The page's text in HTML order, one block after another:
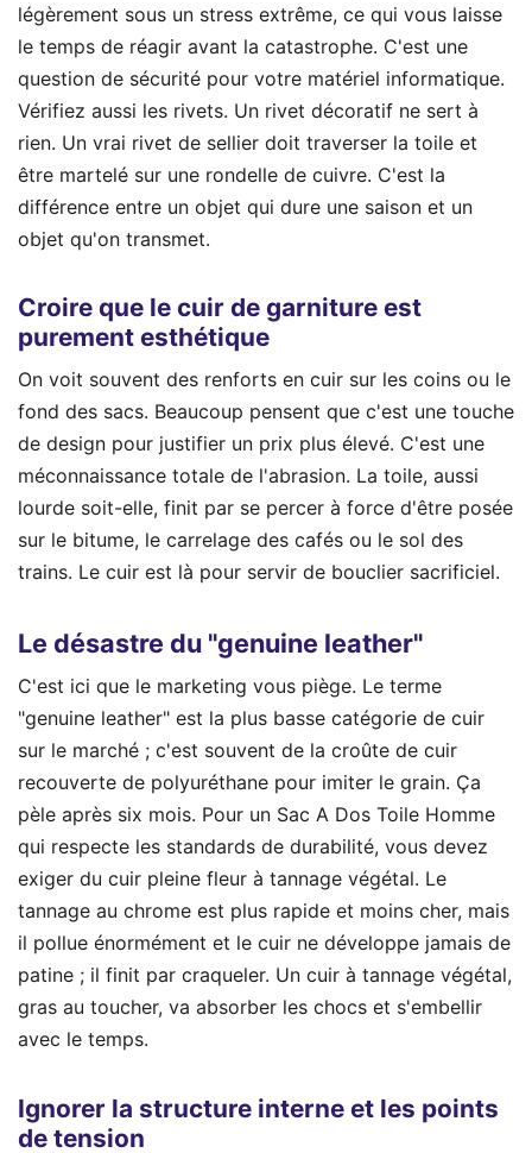
légèrement sous un stress extrême, ce qui vous laisse
le temps de réagir avant la catastrophe. C'est une
question de sécurité pour votre matériel informatique.
Vérifiez aussi les rivets. Un rivet décoratif ne sert à
rien. Un vrai rivet de sellier doit traverser la toile et
être martelé sur une rondelle de cuivre. C'est la
différence entre un objet qui dure une saison et un
objet qu'on transmet.
Croire que le cuir de garniture est
purement esthétique
On voit souvent des renforts en cuir sur les coins ou le
fond des sacs. Beaucoup pensent que c'est une touche
de design pour justifier un prix plus élevé. C'est une
méconnaissance totale de l'abrasion. La toile, aussi
lourde soit-elle, finit par se percer à force d'être posée
sur le bitume, le carrelage des cafés ou le sol des
trains. Le cuir est là pour servir de bouclier sacrificiel.
Le désastre du "genuine leather"
C'est ici que le marketing vous piège. Le terme
"genuine leather" est la plus basse catégorie de cuir
sur le marché ; c'est souvent de la croûte de cuir
recouverte de polyuréthane pour imiter le grain. Ça
pèle après six mois. Pour un Sac A Dos Toile Homme
qui respecte les standards de durabilité, vous devez
exiger du cuir pleine fleur à tannage végétal. Le
tannage au chrome est plus rapide et moins cher, mais
il pollue énormément et le cuir ne développe jamais de
patine ; il finit par craqueler. Un cuir à tannage végétal,
gras au toucher, va absorber les chocs et s'embellir
avec le temps.
Ignorer la structure interne et les points
de tension